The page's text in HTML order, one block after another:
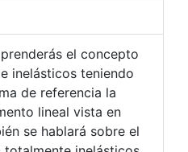
el concepto
inelásticos teniendo
de referencia la
lineal vista en
se hablará sobre el